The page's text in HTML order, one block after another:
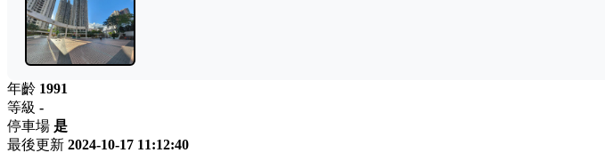
年齡 1991
等級 -
停車場 是
最後更新 2024-10-17 11:12:40